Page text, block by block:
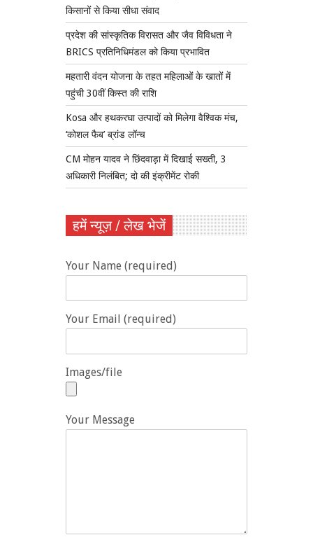
किसानों से किया सीधा संवाद
प्रदेश की सांस्कृतिक विरासत और जैव विविधता ने
BRICS प्रतिनिधिमंडल को किया प्रभावित
महतारी वंदन योजना के तहत महिलाओं के खातों में
पहुंची 30वीं किस्त की राशि
Kosa और हथकरघा उत्पादों को मिलेगा वैश्विक मंच,
‘कोशल फैब’ ब्रांड लॉन्च
CM मोहन यादव ने छिंदवाड़ा में दिखाई सख्ती, 3
अधिकारी निलंबित; दो की इंक्रीमेंट रोकी
हमें न्यूज़ / लेख भेजें
Your Name (required)
Your Email (required)
Images/file
Your Message